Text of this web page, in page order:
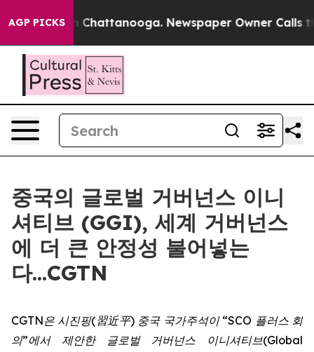
AGP PICKS
Chaos in Chattanooga. Newspaper Owner Calls the
중국의 글로벌 거버넌스 이니
셔티브 (GGI), 세계 거버넌스
에 더 큰 안정성 불어넣는
다...CGTN
CGTN은 시진핑(習近平) 중국 국가주석이“SCO 플러스 회
의”에서 제안한 글로벌 거버넌스 이니셔티브(Global